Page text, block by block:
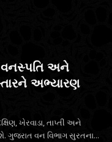
વનસ્પતિ અને
અભ્યારણ
ખેરવાડા, તાપ્તી અને
ગુજરાત વન વિભાગ સુરતના...